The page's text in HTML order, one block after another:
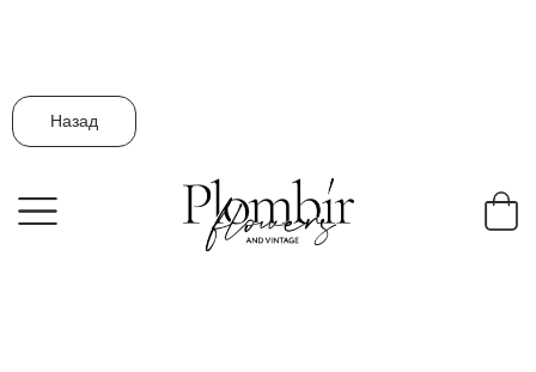
Назад